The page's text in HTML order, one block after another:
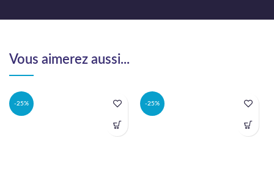
Vous aimerez aussi...
-25% -25%